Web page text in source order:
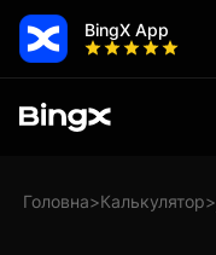
BingX App
Головна>Калькулятор>